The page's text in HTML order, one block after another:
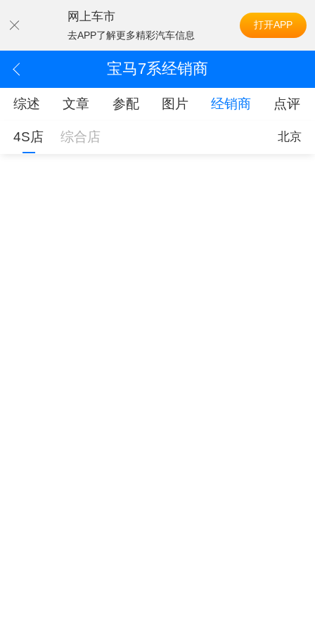
网上车市
去APP了解更多精彩汽车信息
打开APP
宝马7系经销商
综述 文章 参配 图片 经销商 点评
4S店 综合店 北京